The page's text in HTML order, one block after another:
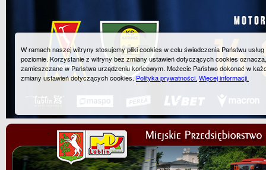
W ramach naszej witryny stosujemy pliki cookies w celu świadczenia Państwu
poziomie. Korzystanie z witryny bez zmiany ustawień dotyczących cookies
zamieszczane w Państwa urządzeniu końcowym. Możecie Państwo dokonać w
zmiany ustawień dotyczących cookies.Polityka prywatności. Więcej informacji.